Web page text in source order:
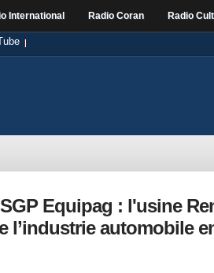
International Radio Coran Radio
Equipag : l'usine
l’industrie automobile